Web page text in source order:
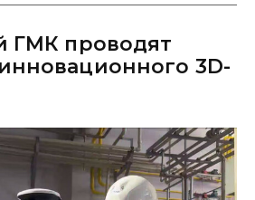
ГМК проводят
3D-